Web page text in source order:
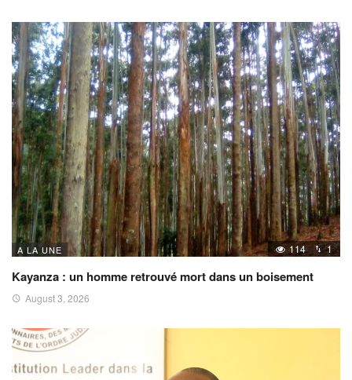
A LA UNE 114 1
Kayanza : un homme retrouvé mort dans un boisement
August 3, 2026